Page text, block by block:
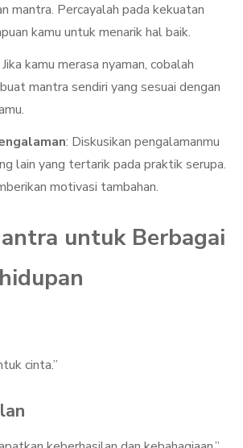
mantra. Percayalah pada kekuatan
kamu untuk menarik hal baik.
Jika kamu merasa nyaman, cobalah
mantra sendiri yang sesuai dengan
: Diskusikan pengalamanmu
lain yang tertarik pada praktik serupa.
motivasi tambahan.
untuk Berbagai
cinta.”